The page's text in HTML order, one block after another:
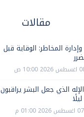
مقالات
وإدارة المخاطر: الوقاية قبل
الذي جعل البشر يراقبون